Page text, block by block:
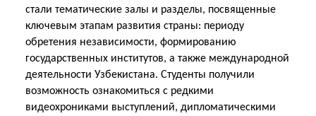
стали тематические залы и разделы, посвященные
ключевым этапам развития страны: периоду
обретения независимости, формированию
государственных институтов, а также международной
деятельности Узбекистана. Студенты получили
возможность ознакомиться с редкими
видеохрониками выступлений, дипломатическими